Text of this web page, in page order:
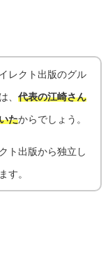
レクト出版のグル
、代表の江崎さん
たからでしょう。
ト出版から独立し
す。